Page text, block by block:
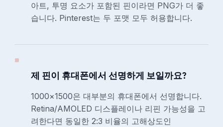
아트, 투명 요소가 포함된 핀이라면 PNG가 더 좋
습니다. Pinterest는 두 포맷 모두 허용합니다.
제 핀이 휴대폰에서 선명하게 보일까요?
1000×1500은 대부분의 휴대폰에서 선명합니다.
Retina/AMOLED 디스플레이나 리핀 가능성을 고
려한다면 동일한 2:3 비율의 고해상도인